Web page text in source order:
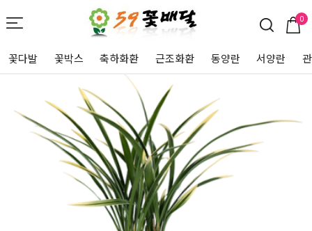
0
꽃다발 꽃박스 축하화환 근조화환 동양란 서양란